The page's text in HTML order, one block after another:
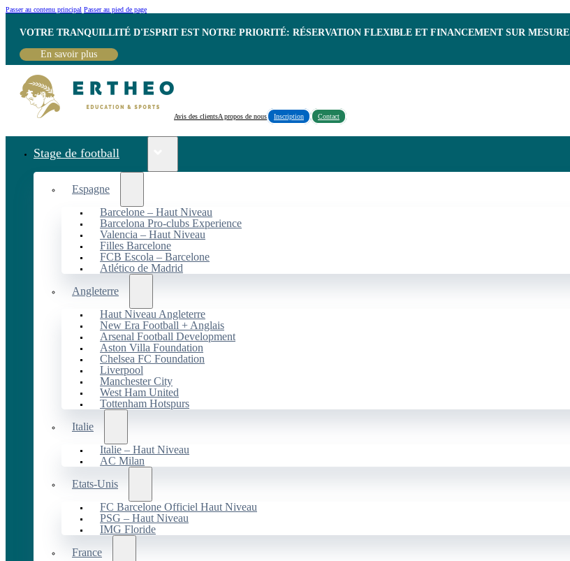
Passer au contenu principal Passer au pied de page
VOTRE TRANQUILLITÉ D'ESPRIT EST NOTRE PRIORITÉ: RÉSERVATION FLEXIBLE ET FINANCEMENT SUR MESURE
En savoir plus
Avis des clientsA propos de nous Inscription Contact
Stage de football
Espagne
Barcelone – Haut Niveau
Barcelona Pro-clubs Experience
Valencia – Haut Niveau
Filles Barcelone
FCB Escola – Barcelone
Atlético de Madrid
Angleterre
Haut Niveau Angleterre
New Era Football + Anglais
Arsenal Football Development
Aston Villa Foundation
Chelsea FC Foundation
Liverpool
Manchester City
West Ham United
Tottenham Hotspurs
Italie
Italie – Haut Niveau
AC Milan
Etats-Unis
FC Barcelone Officiel Haut Niveau
PSG – Haut Niveau
IMG Floride
France